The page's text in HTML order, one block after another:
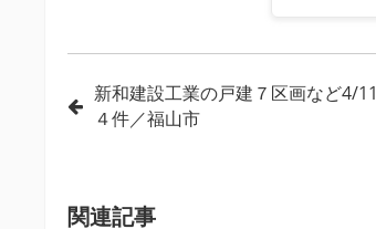
投 新和建設工業の戸建７区画など4/
４件／福山市
関連記事